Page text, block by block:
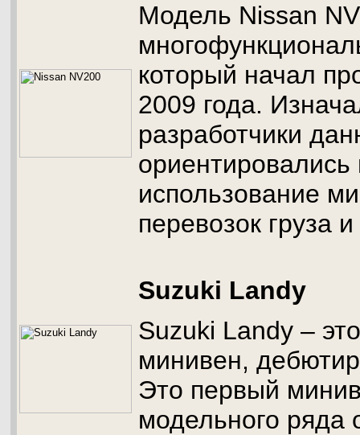
Модель Nissan
который начал
2009 года.
разработчики
ориентировались
использование
перевозок груза
Suzuki Landy
Suzuki Landy –
минивен,
Это первый
модельного ряда